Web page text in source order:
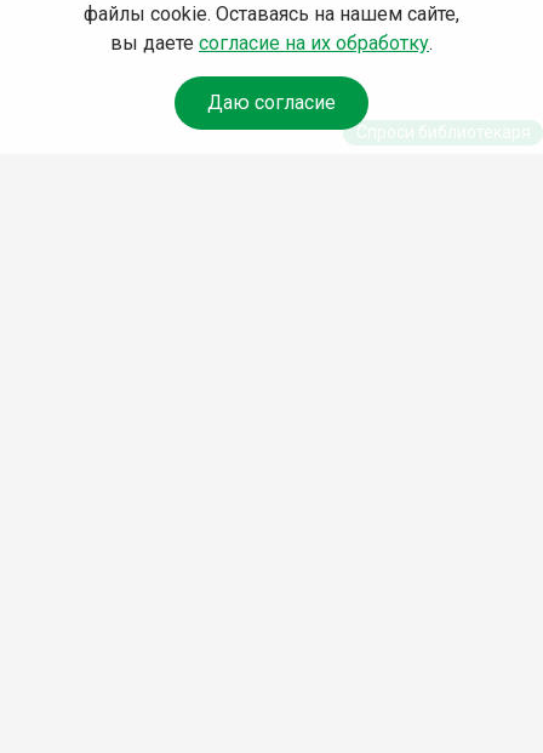
файлы cookie. Оставаясь на нашем сайте,
вы даете согласие на их обработку.
Даю согласие
Спроси библиотекаря